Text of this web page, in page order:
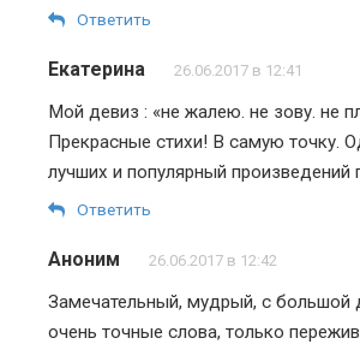
Ответить
Екатерина 26.06.2017 в 12:41
Мой девиз : «не жалею. не зову. не
Прекрасные стихи! В самую точку.
лучших и популярный произведений
Ответить
Аноним 26.06.2017 в 12:42
Замечательный, мудрый, с
очень точные слова, только